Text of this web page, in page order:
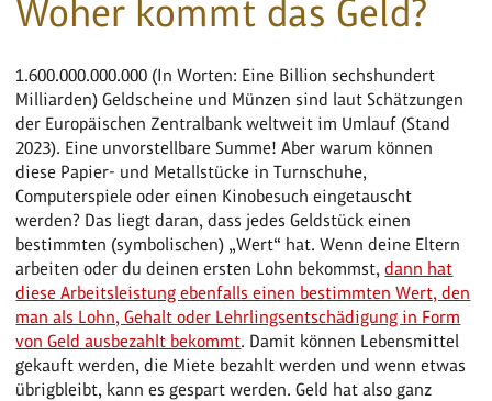
Woher kommt das Geld?
1.600.000.000.000 (In Worten: Eine Billion sechshundert
Milliarden) Geldscheine und Münzen sind laut Schätzungen
der Europäischen Zentralbank weltweit im Umlauf (Stand
2023). Eine unvorstellbare Summe! Aber warum können
diese Papier- und Metallstücke in Turnschuhe,
Computerspiele oder einen Kinobesuch eingetauscht
werden? Das liegt daran, dass jedes Geldstück einen
bestimmten (symbolischen) „Wert“ hat. Wenn deine Eltern
arbeiten oder du deinen ersten Lohn bekommst,dann hat
diese Arbeitsleistung ebenfalls einen bestimmten Wert, den
man als Lohn, Gehalt oder Lehrlingsentschädigung in Form
von Geld ausbezahlt bekommt. Damit können Lebensmittel
gekauft werden, die Miete bezahlt werden und wenn etwas
übrigbleibt, kann es gespart werden. Geld hat also ganz